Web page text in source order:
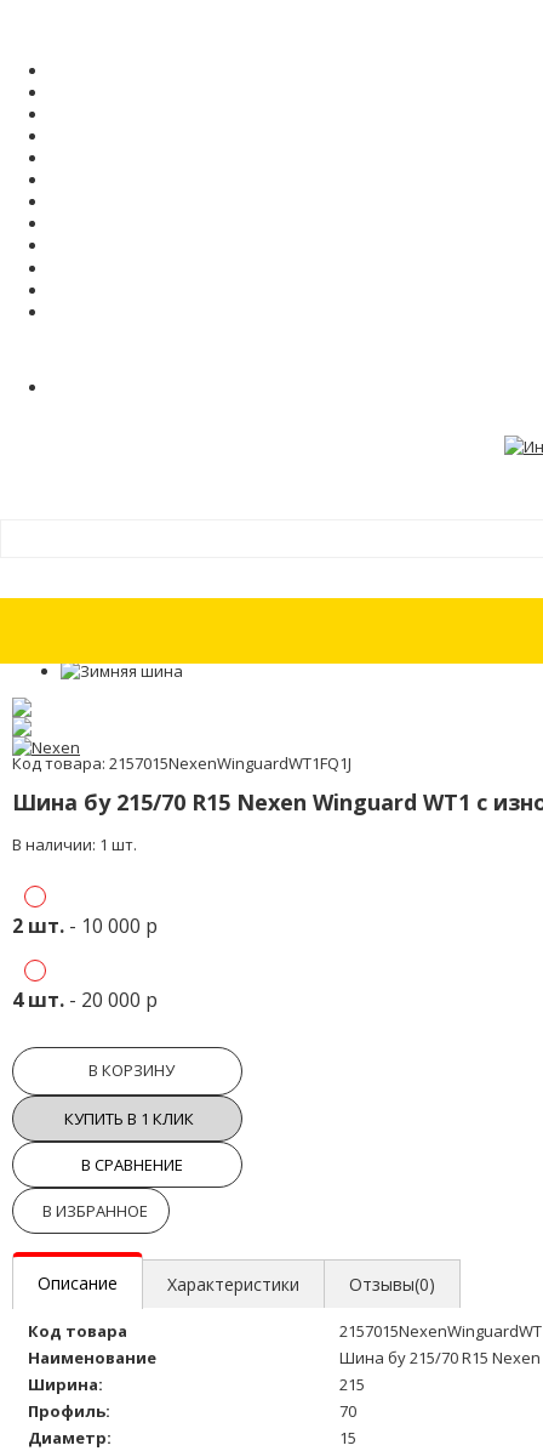
Код товара: 2157015NexenWinguardWT1FQ1J
Шина бу 215/70 R15 Nexen Winguard WT1 с
В наличии: 1 шт.
2 шт. - 10 000 р
4 шт. - 20 000 р
В КОРЗИНУ
КУПИТЬ В 1 КЛИК
В СРАВНЕНИЕ
В ИЗБРАННОЕ
Описание Характеристики Отзывы(0)
Код товара
Наименование
Шина бу 215/70 R15
Ширина:
215
Профиль:
70
Диаметр:
15